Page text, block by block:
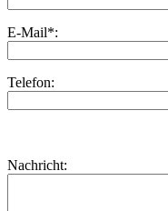
E-Mail*:
Telefon:
dieses
lasse
Nachricht: